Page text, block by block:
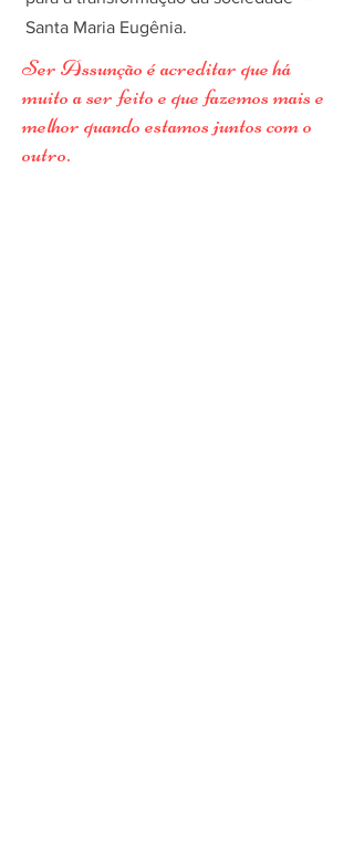
Santa Maria Eugênia.
Ser Assunção é acreditar que há
muito a ser feito e que fazemos mais e
melhor quando estamos juntos com o
outro.